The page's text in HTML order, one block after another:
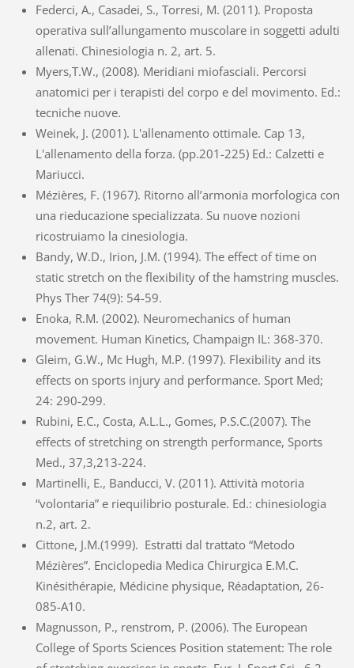
Federci, A., Casadei, S., Torresi, M. (2011). Proposta
operativa sull’allungamento muscolare in soggetti adulti
allenati. Chinesiologia n. 2, art. 5.
Myers,T.W., (2008). Meridiani miofasciali. Percorsi
anatomici per i terapisti del corpo e del movimento. Ed.:
tecniche nuove.
Weinek, J. (2001). L'allenamento ottimale. Cap 13,
L'allenamento della forza. (pp.201-225) Ed.: Calzetti e
Mariucci.
Mézières, F. (1967). Ritorno all’armonia morfologica con
una rieducazione specializzata. Su nuove nozioni
ricostruiamo la cinesiologia.
Bandy, W.D., Irion, J.M. (1994). The effect of time on
static stretch on the flexibility of the hamstring muscles.
Phys Ther 74(9): 54-59.
Enoka, R.M. (2002). Neuromechanics of human
movement. Human Kinetics, Champaign IL: 368-370.
Gleim, G.W., Mc Hugh, M.P. (1997). Flexibility and its
effects on sports injury and performance. Sport Med;
24: 290-299.
Rubini, E.C., Costa, A.L.L., Gomes, P.S.C.(2007). The
effects of stretching on strength performance, Sports
Med., 37,3,213-224.
Martinelli, E., Banducci, V. (2011). Attività motoria
“volontaria” e riequilibrio posturale. Ed.: chinesiologia
n.2, art. 2.
Cittone, J.M.(1999). Estratti dal trattato “Metodo
Mézières”. Enciclopedia Medica Chirurgica E.M.C.
Kinésithérapie, Médicine physique, Réadaptation, 26-
085-A10.
Magnusson, P., renstrom, P. (2006). The European
College of Sports Sciences Position statement: The role